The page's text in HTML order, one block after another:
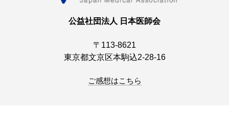
公益社団法人 日本医師会
〒113-8621
東京都文京区本駒込2-28-16
ご感想はこちら